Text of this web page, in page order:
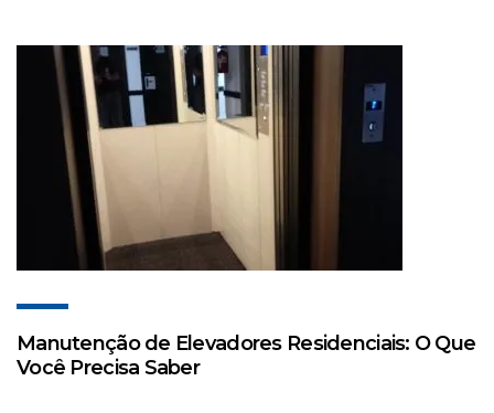
Manutenção de Elevadores Residenciais: O Que
Você Precisa Saber